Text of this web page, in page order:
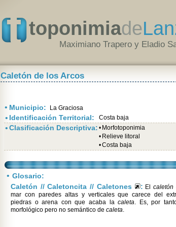
toponimiade
Maximiano Trapero y Eladio
Caletón de los Arcos
• Municipio: La Graciosa
• Identificación Territorial: Costa baja
•Clasificación Descriptiva: • Morfotoponimia
• Relieve litoral
•Costa baja
• Glosario:
Caletón // Caletoncita // Caletones
: Elcaletón
mar con paredes altas y verticales que carece del
piedras o arena con que acaba lacaleta. Es, por
morfológico pero no semántico de caleta.